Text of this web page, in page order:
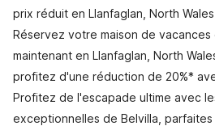
prix réduit en Llanfaglan, North
Réservez votre maison de
maintenant en Llanfaglan, North
profitez d'une réduction de 20%*
Profitez de l'escapade ultime avec
exceptionnelles de Belvilla,